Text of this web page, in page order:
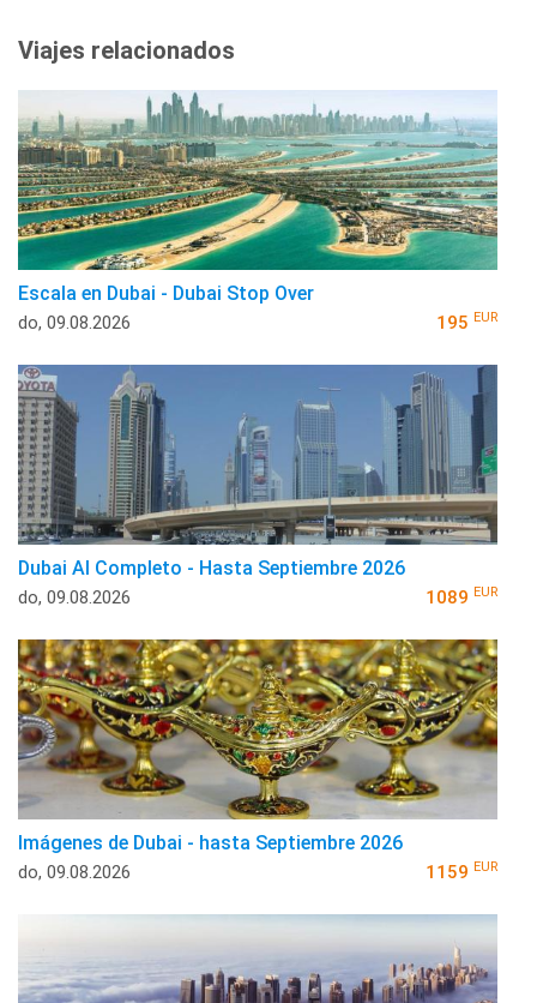
Viajes relacionados
Escala en Dubai - Dubai Stop Over
do, 09.08.2026 195 EUR
Dubai Al Completo - Hasta Septiembre 2026
do, 09.08.2026 1089 EUR
Imágenes de Dubai - hasta Septiembre 2026
do, 09.08.2026 1159 EUR